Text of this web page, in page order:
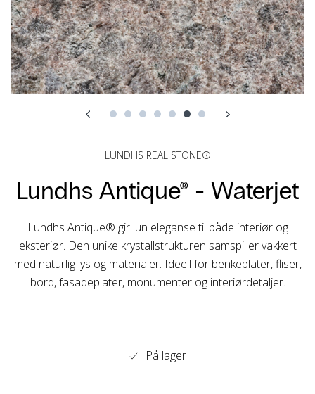
LUNDHS REAL STONE®
Lundhs Antique® - Waterjet
Lundhs Antique® gir lun eleganse til både interiør og
eksteriør. Den unike krystallstrukturen samspiller vakkert
med naturlig lys og materialer. Ideell for benkeplater, fliser,
bord, fasadeplater, monumenter og interiørdetaljer.
På lager